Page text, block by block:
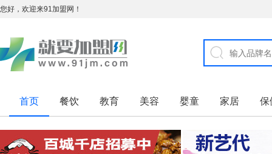
您好，欢迎来91加盟网！
首页 餐饮 教育 美容 婴童 家居 保